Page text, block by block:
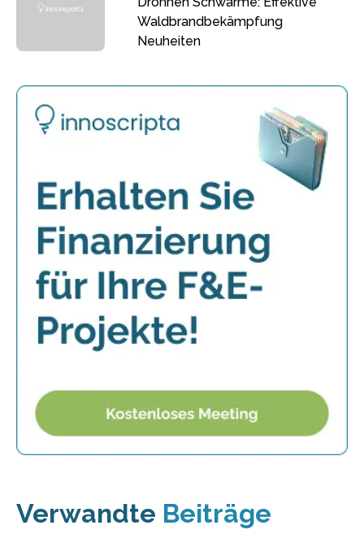
Waldbrandbekämpfung
Neuheiten
Verwandte Beiträge